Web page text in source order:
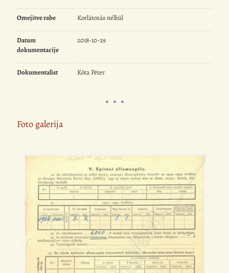
Omejitve rabe Korlátozás nélkül
Datum
dokumentacije
2018-10-29
Dokumentalist Kóta Péter
Foto galerija